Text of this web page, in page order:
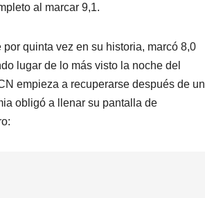
al marcar 9,1.
por quinta vez en su historia, marcó 8,0
lugar de lo más visto la noche del
empieza a recuperarse después de un
obligó a llenar su pantalla de